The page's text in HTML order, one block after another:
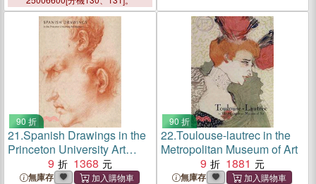
90 折
21.Spanish Drawings in the
Princeton University Art
Museum9 1368
無庫存
90 折
22.Toulouse-lautrec in the
Metropolitan Museum of Art
9
1881
無庫存